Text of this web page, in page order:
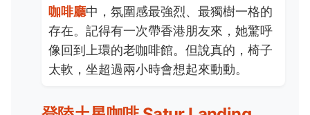
咖啡廳中，氛圍感最強烈、最獨樹一格的
存在。記得有一次帶香港朋友來，她驚呼
像回到上環的老咖啡館。但說真的，椅子
太軟，坐超過兩小時會想起來動動。